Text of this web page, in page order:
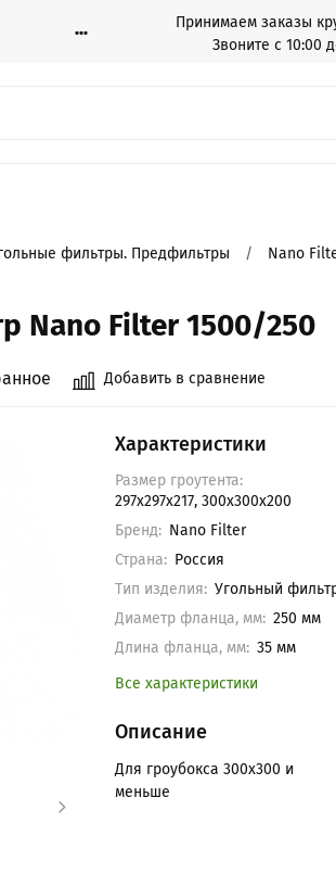
Принимаем заказы
Звоните с 10:00
фильтры. Предфильтры Nano
Nano Filter 1500/250
Добавить в сравнение
Характеристики
Размер гроутента:
297x297x217, 300x300x200
Бренд: Nano Filter
Страна: Россия
Тип изделия: Угольный
Диаметр фланца, мм: 250 мм
Длина фланца, мм: 35 мм
Все характеристики
Описание
Для гроубокса 300х300 и
меньше